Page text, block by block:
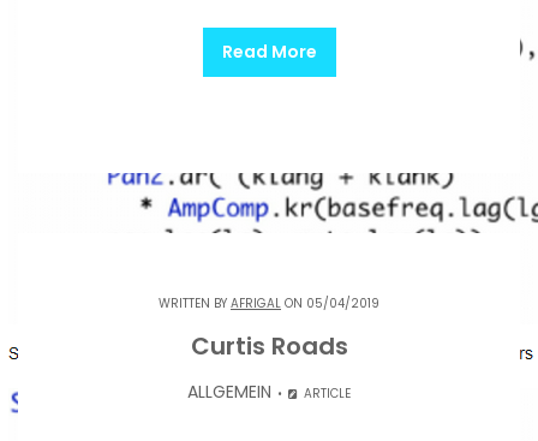
Read More
WRITTEN BY AFRIGAL ON 05/04/2019
Curtis Roads
ALLGEMEIN ARTICLE